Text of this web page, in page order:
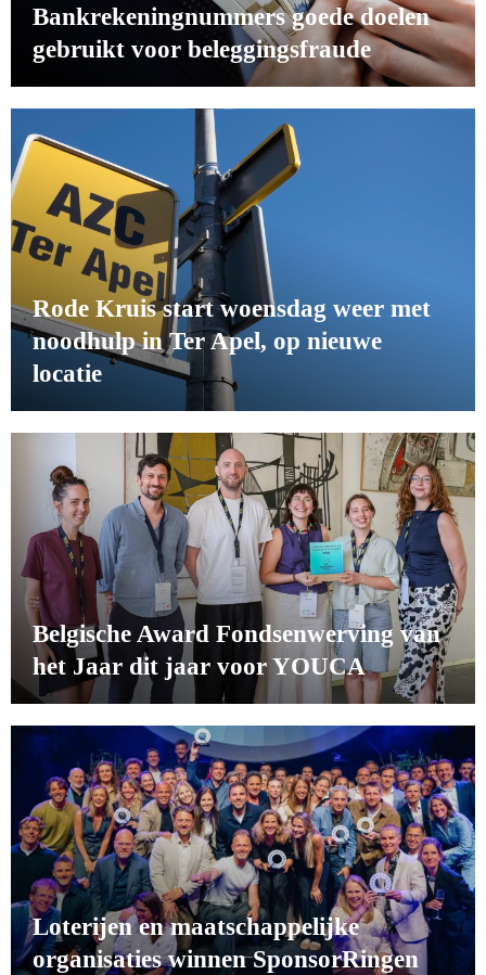
Bankrekeningnummers goede doelen
gebruikt voor beleggingsfraude
Rode Kruis start woensdag weer met
noodhulp in Ter Apel, op nieuwe
locatie
Belgische Award Fondsenwerving van
het Jaar dit jaar voor YOUCA
Loterijen en maatschappelijke
organisaties winnen SponsorRingen